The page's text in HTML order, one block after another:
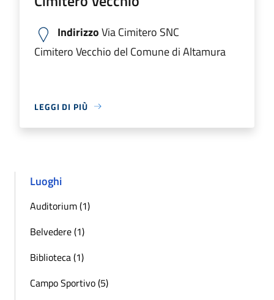
IndirizzoVia Cimitero SNC
Cimitero Vecchio del Comune di Altamura
LEGGI DI PIÙ
Luoghi
Auditorium (1)
Belvedere (1)
Biblioteca (1)
Campo Sportivo (5)